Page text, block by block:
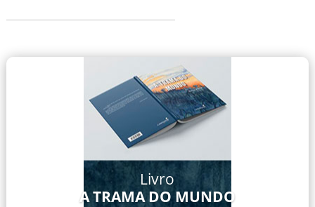
Livro
A TRAMA DO MUNDO